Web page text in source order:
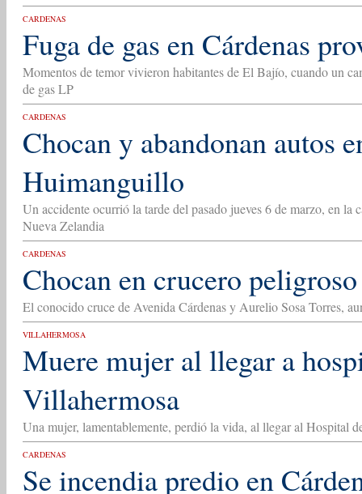
CARDENAS
Fuga de gas en Cárdenas
Momentos de temor vivieron habitantes de El Bajío, cuando un
de gas LP
CARDENAS
Chocan y abandonan autos
Huimanguillo
Un accidente ocurrió la tarde del pasado jueves 6 de marzo, en
Nueva Zelandia
CARDENAS
Chocan en crucero
El conocido cruce de Avenida Cárdenas y Aurelio Sosa Torres,
VILLAHERMOSA
Muere mujer al llegar a
Villahermosa
Una mujer, lamentablemente, perdió la vida, al llegar al Hospital
CARDENAS
Se incendia predio en